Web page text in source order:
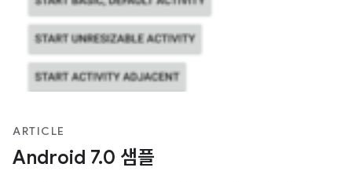
ARTICLE
Android 7.0 샘플